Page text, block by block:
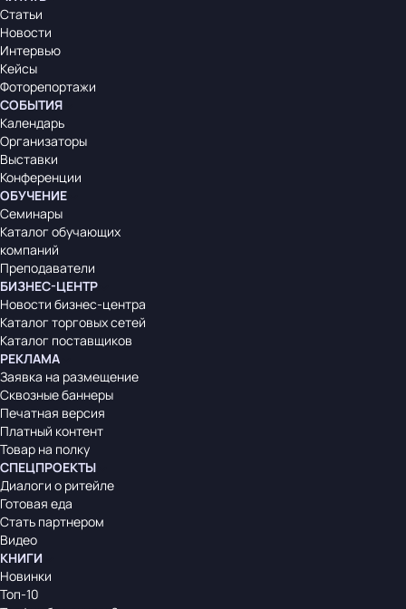
Статьи
Новости
Интервью
Кейсы
Фоторепортажи
СОБЫТИЯ
Календарь
Организаторы
Выставки
Конференции
ОБУЧЕНИЕ
Семинары
Каталог обучающих
компаний
Преподаватели
БИЗНЕС-ЦЕНТР
Новости бизнес-центра
Каталог торговых сетей
Каталог поставщиков
РЕКЛАМА
Заявка на размещение
Сквозные баннеры
Печатная версия
Платный контент
Товар на полку
СПЕЦПРОЕКТЫ
Диалоги о ритейле
Готовая еда
Стать партнером
Видео
КНИГИ
Новинки
Топ-10